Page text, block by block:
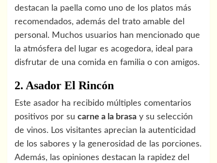
destacan la paella como uno de los platos más
recomendados, además del trato amable del
personal. Muchos usuarios han mencionado que
la atmósfera del lugar es acogedora, ideal para
disfrutar de una comida en familia o con amigos.
2. Asador El Rincón
Este asador ha recibido múltiples comentarios
positivos por su carne a la brasa y su selección
de vinos. Los visitantes aprecian la autenticidad
de los sabores y la generosidad de las porciones.
Además, las opiniones destacan la rapidez del